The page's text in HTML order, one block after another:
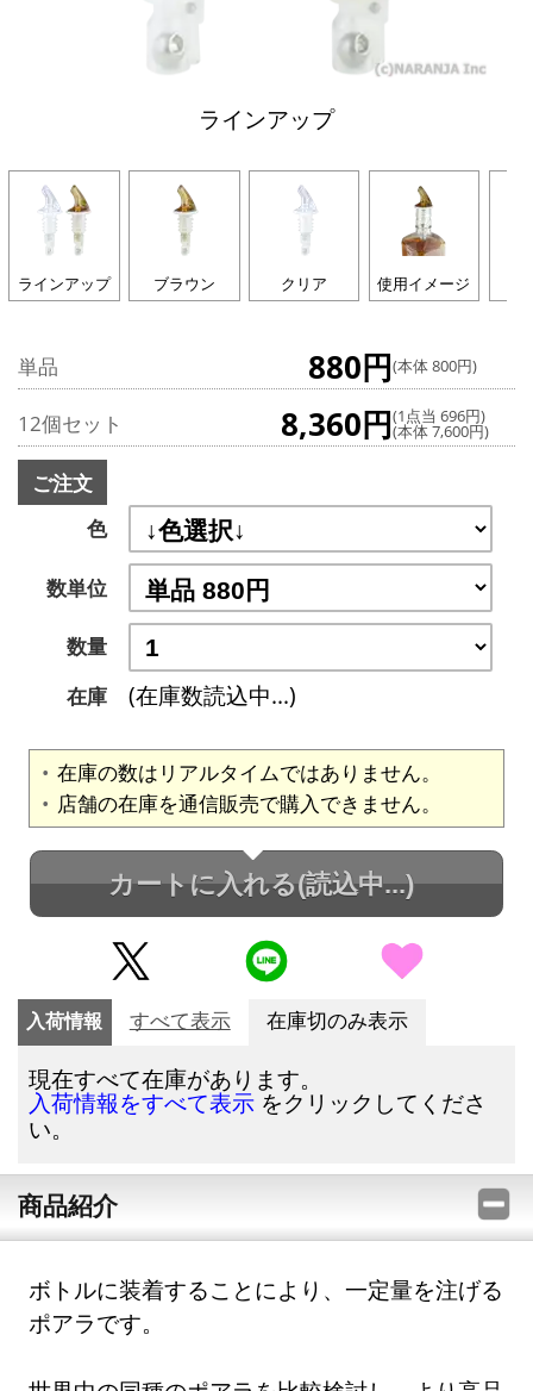
ラインアップ
ラインアップ ブラウン クリア 使用イメージ
単品 880円(本体 800円)
12個セット 8,360円(1点当 696円)
(本体 7,600円)
ご注文
色
数単位
数量
在庫
(在庫数読込中...)
在庫の数はリアルタイムではありません。
店舗の在庫を通信販売で購入できません。
カートに入れる(読込中...)
入荷情報 すべて表示 在庫切のみ表示
現在すべて在庫があります。
入荷情報をすべて表示 をクリックしてくださ
い。
商品紹介
ボトルに装着することにより、一定量を注げる
ポアラです。